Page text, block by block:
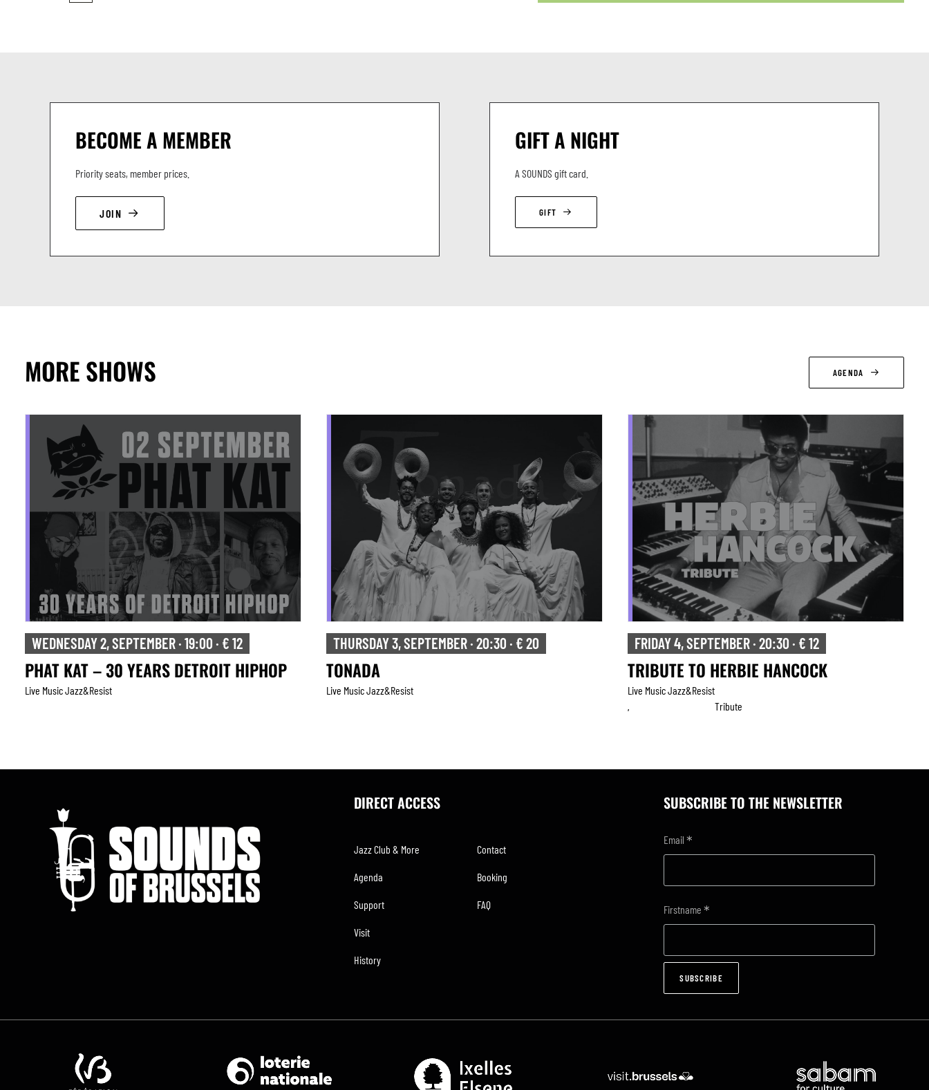
BECOME A MEMBER
Priority seats, member prices.
JOIN
GIFT A NIGHT
A SOUNDS gift card.
GIFT
MORE SHOWS AGENDA
WEDNESDAY 2, SEPTEMBER · 19:00 · € 12
PHAT KAT – 30 YEARS DETROIT HIPHOP
Live Music Jazz&resist
THURSDAY 3, SEPTEMBER · 20:30 · € 20
TONADA
Live Music Jazz&resist
FRIDAY 4, SEPTEMBER · 20:30 · € 12
TRIBUTE TO HERBIE HANCOCK
Live Music Jazz&resist
Tribute
DIRECT ACCESS
Jazz Club & More
Agenda
Support
Visit
History
Contact
Booking
FAQ
SUBSCRIBE TO THE NEWSLETTER
Email*
Firstname*